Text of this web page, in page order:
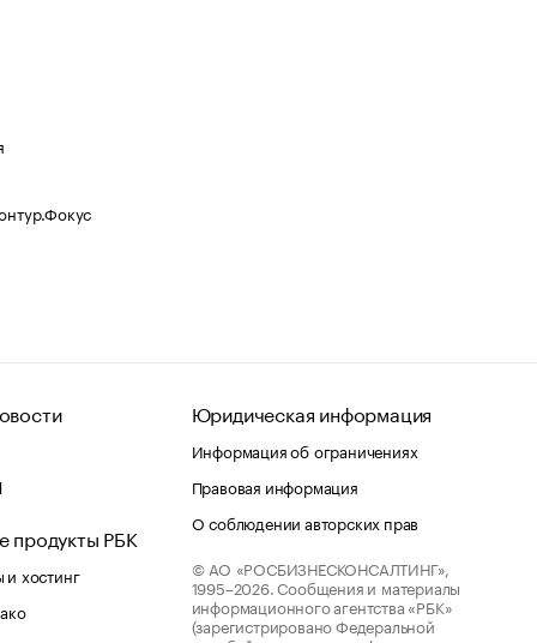
продукты РБК
хостинг
Юридическая информация
Информация об ограничениях
Правовая информация
О соблюдении авторских прав
© АО «РОСБИЗНЕСКОНСАЛТИНГ»,
1995–2026. Сообщения и материалы
информационного агентства «РБК»
(зарегистрировано Федеральной